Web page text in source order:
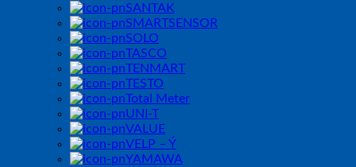
SANTAK
SMARTSENSOR
SOLO
TASCO
TENMART
TESTO
Total Meter
UNI-T
VALUE
VELP – Ý
YAMAWA